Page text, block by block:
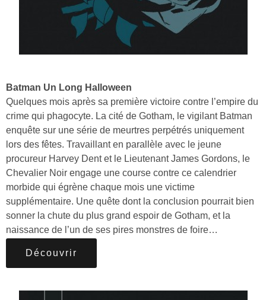
Batman Un Long Halloween
Quelques mois après sa première victoire contre l’empire du
crime qui phagocyte. La cité de Gotham, le vigilant Batman
enquête sur une série de meurtres perpétrés uniquement
lors des fêtes. Travaillant en parallèle avec le jeune
procureur Harvey Dent et le Lieutenant James Gordons, le
Chevalier Noir engage une course contre ce calendrier
morbide qui égrène chaque mois une victime
supplémentaire. Une quête dont la conclusion pourrait bien
sonner la chute du plus grand espoir de Gotham, et la
naissance de l’un de ses pires monstres de foire…
Découvrir